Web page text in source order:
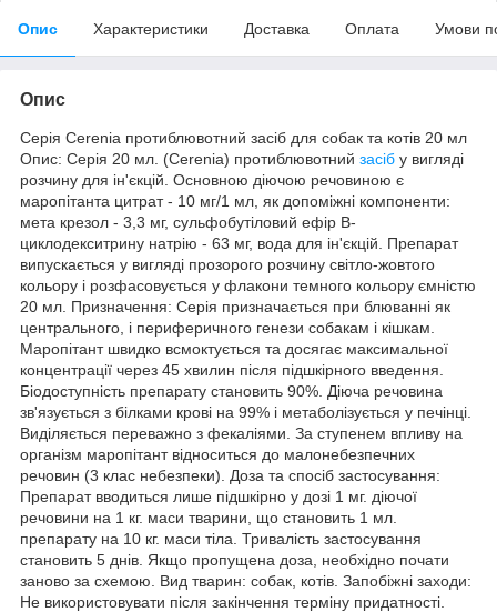
Опис Характеристики Доставка Оплата Умови
Опис
Серія Cerenia протиблювотний засіб для собак та котів 20 мл
Опис: Серія 20 мл. (Cerenia) протиблювотний засіб у вигляді
розчину для ін'єкцій. Основною діючою речовиною є
маропітанта цитрат - 10 мг/1 мл, як допоміжні компоненти:
мета крезол - 3,3 мг, сульфобутіловий ефір В-
циклодекситрину натрію - 63 мг, вода для ін'єкцій. Препарат
випускається у вигляді прозорого розчину світло-жовтого
кольору і розфасовується у флакони темного кольору ємністю
20 мл. Призначення: Серія призначається при блюванні як
центрального, і периферичного генези собакам і кішкам.
Маропітант швидко всмоктується та досягає максимальної
концентрації через 45 хвилин після підшкірного введення.
Біодоступність препарату становить 90%. Діюча речовина
зв'язується з білками крові на 99% і метаболізується у печінці.
Виділяється переважно з фекаліями. За ступенем впливу на
організм маропітант відноситься до малонебезпечних
речовин (3 клас небезпеки). Доза та спосіб застосування:
Препарат вводиться лише підшкірно у дозі 1 мг. діючої
речовини на 1 кг. маси тварини, що становить 1 мл.
препарату на 10 кг. маси тіла. Тривалість застосування
становить 5 днів. Якщо пропущена доза, необхідно почати
заново за схемою. Вид тварин: собак, котів. Запобіжні заходи:
Не використовувати після закінчення терміну придатності.